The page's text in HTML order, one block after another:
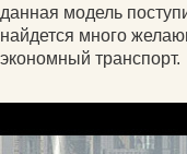
данная модель
найдется много
экономный транспорт.